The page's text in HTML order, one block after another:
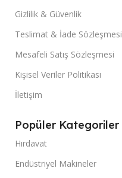
Gizlilik & Güvenlik
Teslimat & İade Sözleşmesi
Mesafeli Satış Sözleşmesi
Kişisel Veriler Politikası
İletişim
Popüler Kategoriler
Hırdavat
Endüstriyel Makineler